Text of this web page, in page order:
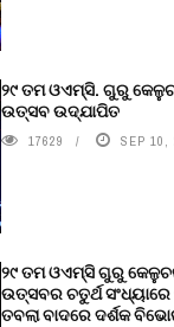
୨୯ ତମ ଓଏମ୍‌ସି. ଗୁରୁ
ଉତ୍ସବ ଉଦ୍‍ଯାପିତ
17629 SEP 10,
୨୯ ତମ ଓଏମ୍‌ସି ଗୁରୁ
ଉତ୍ସବର ଚତୁର୍ଥ
ତବଲା ବାଦରେ ଦର୍ଶକ